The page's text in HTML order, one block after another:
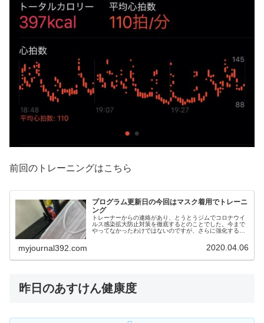
前回のトレーニングはこちら
プログラム更新日の今回はマスク着用でトレーニ
ング
トレーナーからの連絡があり、とうとうジムでコロナウイ
ルス感染拡大防止対策を徹底するとのことでした。今まで
やってなかったわけではないのですが、さらに強化すると
myjournal392.com 2020.04.06
昨日のあすけん健康度